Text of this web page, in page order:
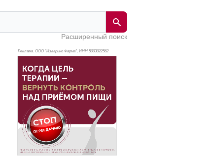
Расширенный поиск
Реклама. ООО "Изварино Фарма", ИНН 5003022562